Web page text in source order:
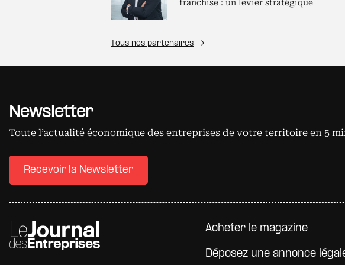
franchise : un levier stratégique
Tous nos partenaires
Newsletter
Toute l’actualité économique des entreprises de votre territoire en 5
Recevoir la Newsletter
Pied de page
Acheter le magazine
Déposez une annonce